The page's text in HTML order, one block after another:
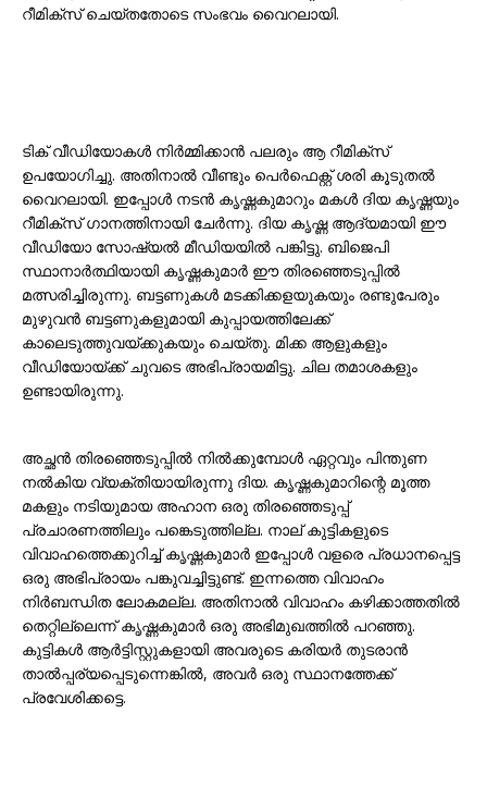
റീമിക്സ് ചെയ്തതോടെ സംഭവം വൈറലായി.
ടിക് വീഡിയോകൾ നിർമ്മിക്കാൻ പലരും ആ റീമിക്സ്
ഉപയോഗിച്ചു. അതിനാൽ വീണ്ടും പെർഫെക്റ്റ് ശരി കൂടുതൽ
വൈറലായി. ഇപ്പോൾ നടൻ കൃഷ്ണകുമാറും മകൾ ദിയ കൃഷ്ണയും
റീമിക്സ് ഗാനത്തിനായി ചേർന്നു. ദിയ കൃഷ്ണ ആദ്യമായി ഈ
വീഡിയോ സോഷ്യൽ മീഡിയയിൽ പങ്കിട്ടു. ബിജെപി
സ്ഥാനാർത്ഥിയായി കൃഷ്ണകുമാർ ഈ തിരഞ്ഞെടുപ്പിൽ
മത്സരിച്ചിരുന്നു. ബട്ടണുകൾ മടക്കിക്കളയുകയും രണ്ടുപേരും
മുഴുവൻ ബട്ടണുകളുമായി കുപ്പായത്തിലേക്ക്
കാലെടുത്തുവയ്ക്കുകയും ചെയ്തു. മിക്ക ആളുകളും
വീഡിയോയ്ക്ക് ചുവടെ അഭിപ്രായമിട്ടു. ചില തമാശകളും
ഉണ്ടായിരുന്നു.
അച്ഛൻ തിരഞ്ഞെടുപ്പിൽ നിൽക്കുമ്പോൾ ഏറ്റവും പിന്തുണ
നൽകിയ വ്യക്തിയായിരുന്നു ദിയ. കൃഷ്ണകുമാറിന്റെ മൂത്ത
മകളും നടിയുമായ അഹാന ഒരു തിരഞ്ഞെടുപ്പ്
പ്രചാരണത്തിലും പങ്കെടുത്തില്ല. നാല് കുട്ടികളുടെ
വിവാഹത്തെക്കുറിച്ച് കൃഷ്ണകുമാർ ഇപ്പോൾ വളരെ പ്രധാനപ്പെട്ട
ഒരു അഭിപ്രായം പങ്കുവച്ചിട്ടുണ്ട്. ഇന്നത്തെ വിവാഹം
നിർബന്ധിത ലോകമല്ല. അതിനാൽ വിവാഹം കഴിക്കാത്തതിൽ
തെറ്റില്ലെന്ന് കൃഷ്ണകുമാർ ഒരു അഭിമുഖത്തിൽ പറഞ്ഞു.
കുട്ടികൾ‌ ആർ‌ട്ടിസ്റ്റുകളായി അവരുടെ കരിയർ‌ തുടരാൻ‌
താൽ‌പ്പര്യപ്പെടുന്നെങ്കിൽ‌, അവർ‌ ഒരു സ്ഥാനത്തേക്ക്
പ്രവേശിക്കട്ടെ.